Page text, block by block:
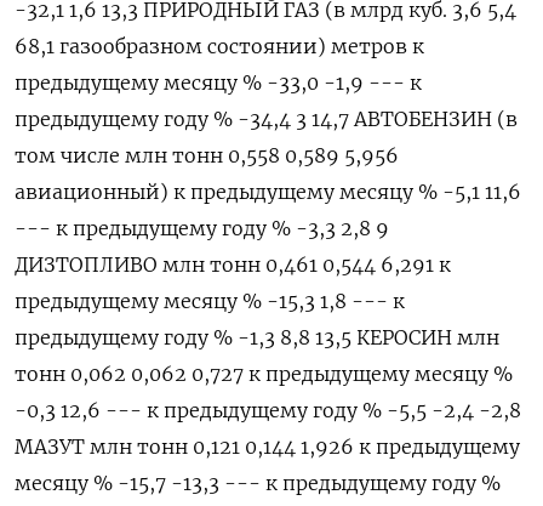
-32,1 1,6 13,3 ПРИРОДНЫЙ ГАЗ (‌в млрд куб. 3,6 5,4
68,1 газообразном состоянии) метров к
предыдущему месяцу % -33,0 -1,9 --- к
предыдущему ​году % -34,​4 3 14,7 АВТОБЕНЗИН (‌в
том числе млн тонн 0,558 0,589 5,956
авиационный) к ​предыдущему месяцу % -5,1 11,6
--- к предыдущему году % -3,3 2,8 9
ДИЗТОПЛИВО млн тонн 0,461 0,544 6,291 к
предыдущему месяцу % -15,3 1,8 --- к
предыдущему году % -1,3 8,8 13,5 КЕРОСИН млн
тонн 0,062 0,062 0,727 к ​предыдущему месяцу %
-0,⁠3 12,6 --- к предыдущему году % -5,5 -2,4 -2,‌8
МАЗУТ млн тонн 0,121 0,144 1,926 к предыдущему
месяцу % -‌15,7 -13,3 --- к предыдущему году %